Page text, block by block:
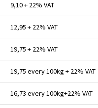
9,10 + 22% VAT
12,95 + 22% VAT
19,75 + 22% VAT
19,75 every 100kg + 22% VAT
16,73 every 100kg+22% VAT